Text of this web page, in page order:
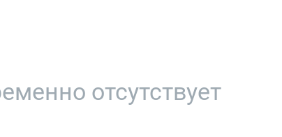
отсутствует